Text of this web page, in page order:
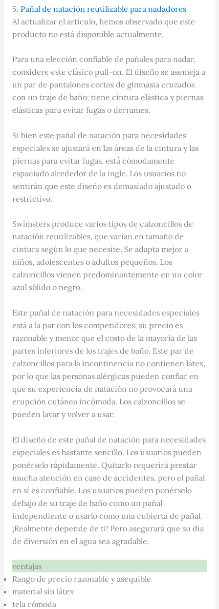
5. Pañal de natación reutilizable para nadadores
Al actualizar el artículo, hemos observado que este
producto no está disponible actualmente.
Para una elección confiable de pañales para nadar,
considere este clásico pull-on. El diseño se asemeja a
un par de pantalones cortos de gimnasia cruzados
con un traje de baño; tiene cintura elástica y piernas
elásticas para evitar fugas o derrames.
Si bien este pañal de natación para necesidades
especiales se ajustará en las áreas de la cintura y las
piernas para evitar fugas, está cómodamente
espaciado alrededor de la ingle. Los usuarios no
sentirán que este diseño es demasiado ajustado o
restrictivo.
Swimsters produce varios tipos de calzoncillos de
natación reutilizables, que varían en tamaño de
cintura según lo que necesite. Se adapta mejor a
niños, adolescentes o adultos pequeños. Los
calzoncillos vienen predominantemente en un color
azul sólido o negro.
Este pañal de natación para necesidades especiales
está a la par con los competidores; su precio es
razonable y menor que el costo de la mayoría de las
partes inferiores de los trajes de baño. Este par de
calzoncillos para la incontinencia no contienen látex,
por lo que las personas alérgicas pueden confiar en
que su experiencia de natación no provocará una
erupción cutánea incómoda. Los calzoncillos se
pueden lavar y volver a usar.
El diseño de este pañal de natación para necesidades
especiales es bastante sencillo. Los usuarios pueden
ponérselo rápidamente. Quitarlo requerirá prestar
mucha atención en caso de accidentes, pero el pañal
en sí es confiable. Los usuarios pueden ponérselo
debajo de su traje de baño como un pañal
independiente o usarlo como una cubierta de pañal.
¡Realmente depende de ti! Pero asegurará que su día
de diversión en el agua sea agradable.
ventajas
Rango de precio razonable y asequible
material sin látex
tela cómoda